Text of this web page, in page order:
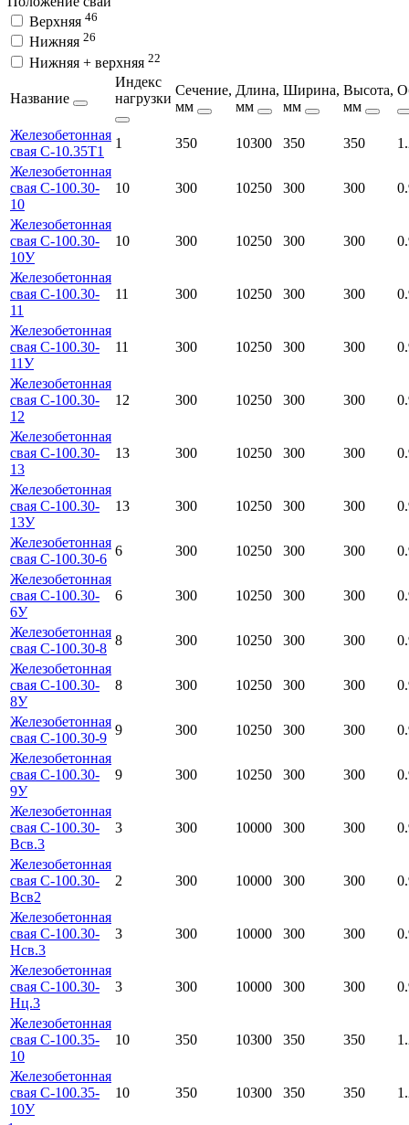
Верхняя 46
Нижняя 26
Нижняя + верхняя 22
Название
Индекс
нагрузки
Сечение,
мм
Длина,
мм
Ширина,
мм
Высота,
мм
Железобетонная
свая С-10.35Т1
1 350 10300 350 350
Железобетонная
свая С-100.30-
10
10 300 10250 300 300
Железобетонная
свая С-100.30-
10У
10 300 10250 300 300
Железобетонная
свая С-100.30-
11
11 300 10250 300 300
Железобетонная
свая С-100.30-
11У
11 300 10250 300 300
Железобетонная
свая С-100.30-
12
12 300 10250 300 300
Железобетонная
свая С-100.30-
13
13 300 10250 300 300
Железобетонная
свая С-100.30-
13У
13 300 10250 300 300
Железобетонная
свая С-100.30-6
6 300 10250 300 300
Железобетонная
свая С-100.30-
6У
6 300 10250 300 300
Железобетонная
свая С-100.30-8
8 300 10250 300 300
Железобетонная
свая С-100.30-
8У
8 300 10250 300 300
Железобетонная
свая С-100.30-9
9 300 10250 300 300
Железобетонная
свая С-100.30-
9У
9 300 10250 300 300
Железобетонная
свая С-100.30-
Всв.3
3 300 10000 300 300
Железобетонная
свая С-100.30-
Всв2
2 300 10000 300 300
Железобетонная
свая С-100.30-
Нсв.3
3 300 10000 300 300
Железобетонная
свая С-100.30-
Нц.3
3 300 10000 300 300
Железобетонная
свая С-100.35-
10
10 350 10300 350 350
Железобетонная
свая С-100.35-
10У
10 350 10300 350 350